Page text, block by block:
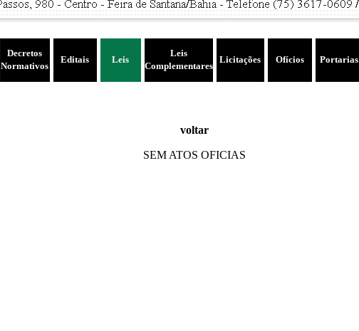
Decretos
Normativos
Editais Leis
Leis
Complementares
Licitações Ofícios Portarias
voltar
SEM ATOS OFICIAS